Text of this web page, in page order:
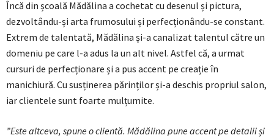
Încă din școală Mădălina a cochetat cu desenul și pictura,
dezvoltându-și arta frumosului și perfecționându-se constant.
Extrem de talentată, Mădălina și-a canalizat talentul către un
domeniu pe care l-a adus la un alt nivel. Astfel că, a urmat
cursuri de perfecționare și a pus accent pe creație în
manichiură. Cu susținerea părinților și-a deschis propriul salon,
iar clientele sunt foarte mulțumite.
”Este altceva, spune o clientă. Mădălina pune accent pe detalii și